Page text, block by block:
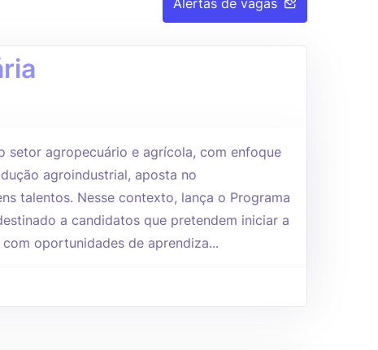
Alertas de vagas
setor agropecuário e agrícola, com enfoque
agroindustrial, aposta no
talentos. Nesse contexto, lança o Programa
a candidatos que pretendem iniciar a
oportunidades de aprendiza...